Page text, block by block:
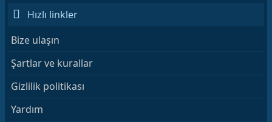
Hızlı linkler
Bize ulaşın
Şartlar ve kurallar
Gizlilik politikası
Yardım